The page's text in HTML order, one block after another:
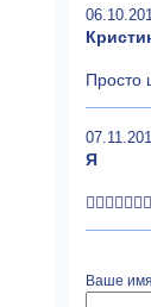
Просто
Я
Ваше